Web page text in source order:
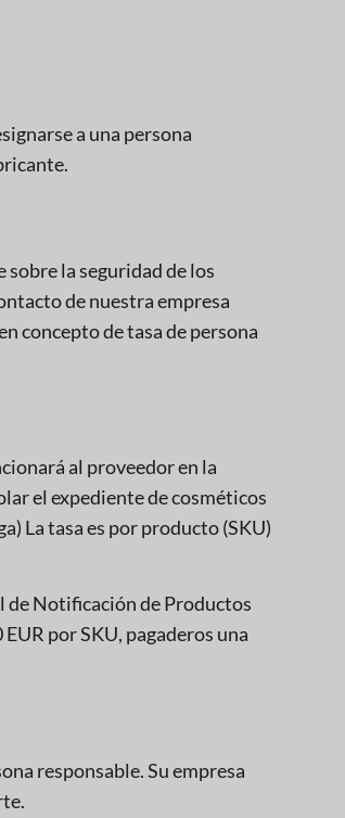
a una persona
la seguridad de los
de nuestra empresa
concepto de tasa de persona
al proveedor en la
el expediente de cosméticos
La tasa es por producto (SKU)
de Notificación de Productos
por SKU, pagaderos una
responsable. Su empresa